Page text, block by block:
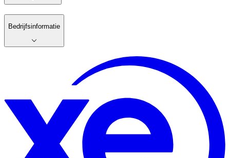
Bedrijfsinformatie